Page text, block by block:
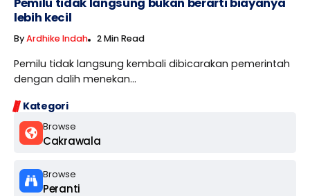
Kategori
Browse
Cakrawala
Browse
Peranti
Pemilu tidak langsung bukan berarti biayanya
lebih kecil
ByArdhike Indah 2 Min Read
Pemilu tidak langsung kembali dibicarakan pemerintah
dengan dalih menekan...